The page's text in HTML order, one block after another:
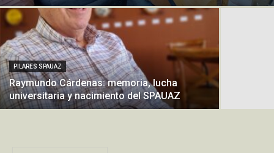
PILARES SPAUAZ
Raymundo Cárdenas: memoria, lucha
universitaria y nacimiento del SPAUAZ